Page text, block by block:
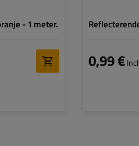
- 1 meter.
0,99 €